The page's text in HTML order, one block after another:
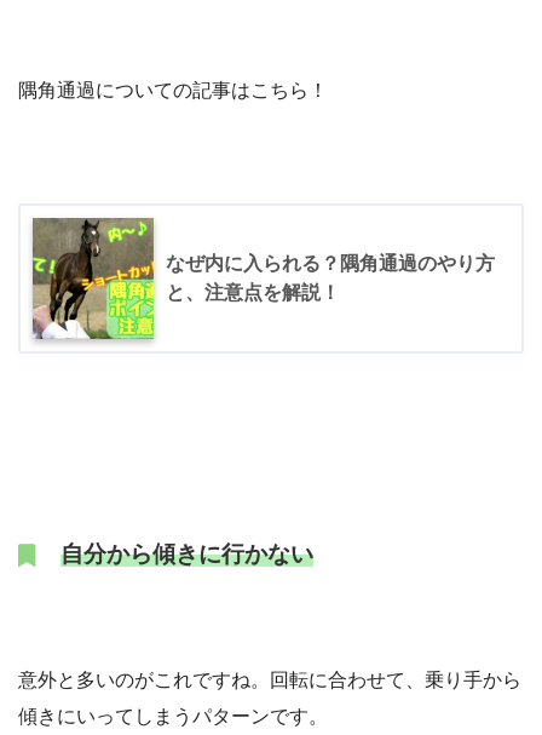
隅角通過についての記事はこちら！
なぜ内に入られる？隅角通過のやり方
と、注意点を解説！
自分から傾きに行かない
意外と多いのがこれですね。回転に合わせて、乗り手から
傾きにいってしまうパターンです。